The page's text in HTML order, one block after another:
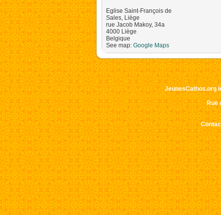
Eglise Saint-François de
Sales, Liège
rue Jacob Makoy, 34a
4000 Liège
Belgique
See map: Google Maps
Ce
JeunesCathos.org
Rue